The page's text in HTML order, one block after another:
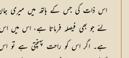
اس ذات کی جس کے ہاتھ میں میری
لئے جو بھی فیصلہ فرماتا ہے، اس میں
ہے۔ اگر اس کو راحت پہنچتی ہے تو اس